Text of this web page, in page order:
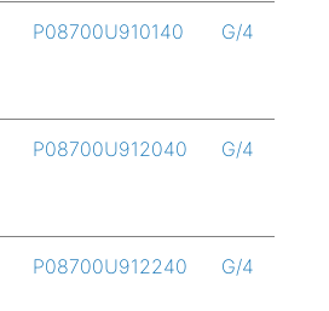
P08700U910140 G/4
P08700U912040 G/4
P08700U912240 G/4